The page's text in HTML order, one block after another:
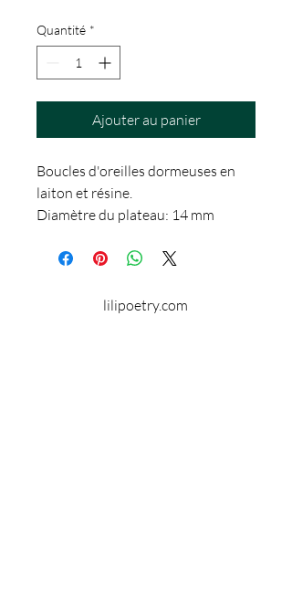
Quantité *
Ajouter au panier
Boucles d'oreilles dormeuses en
laiton et résine.
Diamètre du plateau: 14 mm
lilipoetry.com